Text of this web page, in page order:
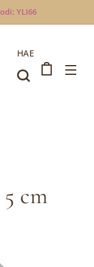
YLI66
HAE
cm